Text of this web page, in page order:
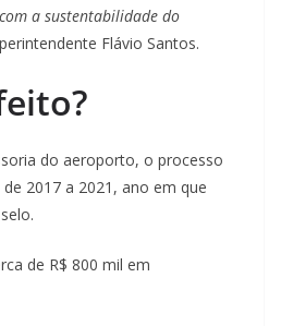
a sustentabilidade do
Flávio Santos.
do aeroporto, o processo
2017 a 2021, ano em que
de R$ 800 mil em